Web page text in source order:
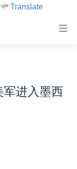
Translate
军进入墨西